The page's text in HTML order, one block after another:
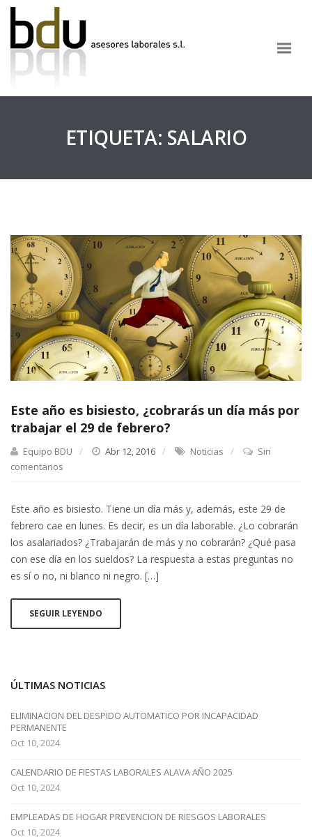
ETIQUETA: SALARIO
Este año es bisiesto, ¿cobrarás un día más por
trabajar el 29 de febrero?
Equipo BDU Abr 12, 2016 Noticias
Sin
comentarios
Este año es bisiesto. Tiene un día más y, además, este 29 de
febrero cae en lunes. Es decir, es un día laborable. ¿Lo cobrarán
los asalariados? ¿Trabajarán de más y no cobrarán? ¿Qué pasa
con ese día en los sueldos? La respuesta a estas preguntas no
es sí o no, ni blanco ni negro. […]
SEGUIR LEYENDO
ÚLTIMAS NOTICIAS
ELIMINACION DEL DESPIDO AUTOMATICO POR INCAPACIDAD
PERMANENTE
Oct 10, 2024
CALENDARIO DE FIESTAS LABORALES ALAVA AÑO 2025
Oct 10, 2024
EMPLEADAS DE HOGAR PREVENCION DE RIESGOS LABORALES
Oct 10, 2024